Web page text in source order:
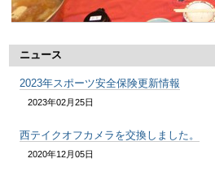
ニュース
2023年スポーツ安全保険更新情報
2023年02月25日
西テイクオフカメラを交換しました。
2020年12月05日